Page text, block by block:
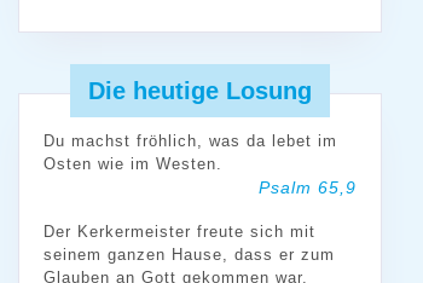
Die heutige Losung
Du machst fröhlich, was da lebet im
Osten wie im Westen.
Psalm 65,9
Der Kerkermeister freute sich mit
seinem ganzen Hause, dass er zum
Glauben an Gott gekommen war.